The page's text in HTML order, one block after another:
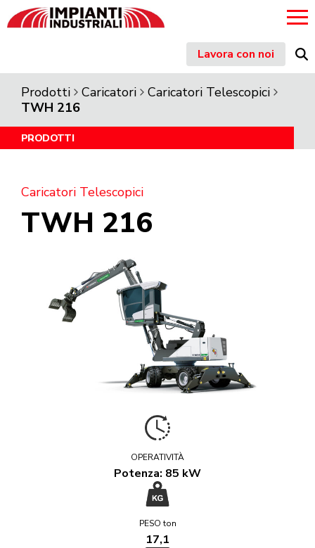
content
Lavora con noi
Prodotti Caricatori
Caricatori Telescopici
TWH 216
PRODOTTI
Caricatori Telescopici
TWH 216
OPERATIVITÀ
Potenza: 85 kW
PESO ton
17,1